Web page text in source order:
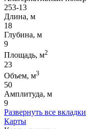
253-13
Длина, м
18
Глубина, м
9
Площадь, м2
23
Объем, м3
50
Амплитуда, м
9
Развернуть все вкладки
Карты